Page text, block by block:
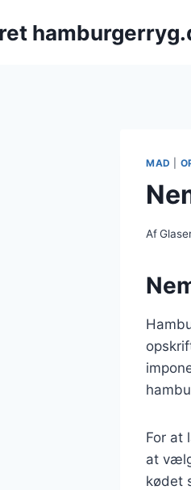
MAD
Af
For at
at
kødet